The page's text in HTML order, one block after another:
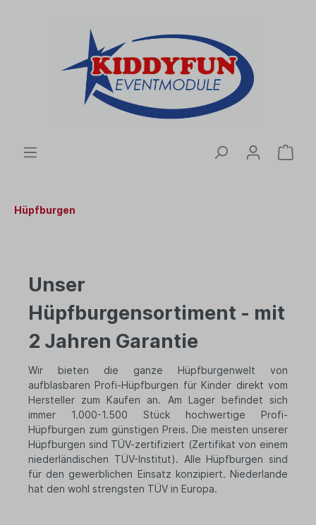
Hüpfburgen
Unser
Hüpfburgensortiment - mit
2 Jahren Garantie
Wir bieten die ganze Hüpfburgenwelt von
aufblasbaren Profi-Hüpfburgen für Kinder direkt vom
Hersteller zum Kaufen an. Am Lager befindet sich
immer 1.000-1.500 Stück hochwertige Profi-
Hüpfburgen zum günstigen Preis. Die meisten unserer
Hüpfburgen sind TÜV-zertifiziert (Zertifikat von einem
niederländischen TÜV-Institut). Alle Hüpfburgen sind
für den gewerblichen Einsatz konzipiert. Niederlande
hat den wohl strengsten TÜV in Europa.